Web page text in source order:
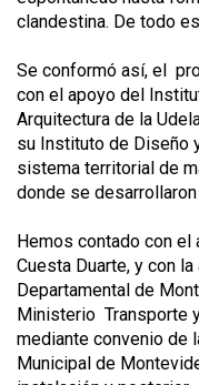
clandestina. De todo
Se conformó así, el
con el apoyo del
Arquitectura de la
su Instituto de Diseño
sistema territorial de
donde se
Hemos contado con el
Cuesta Duarte, y con
Departamental de
Ministerio Transporte
mediante convenio de
Municipal de